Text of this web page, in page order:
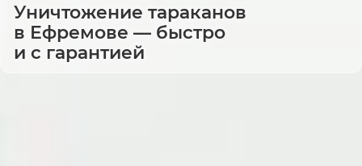
Уничтожение тараканов
в Ефремове — быстро
и с гарантией